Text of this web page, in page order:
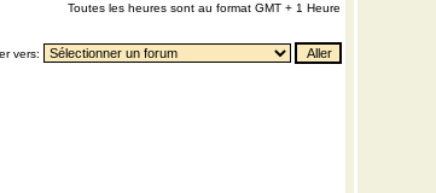
Toutes les heures sont au format GMT + 1 Heure
vers: